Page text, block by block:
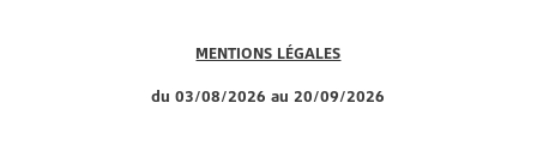
MENTIONS LÉGALES
du 03/08/2026 au 20/09/2026